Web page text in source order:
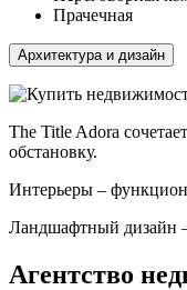
Прачечная
Архитектура и дизайн
The Title Adora
обстановку.
Интерьеры –
Ландшафтный дизайн –
Агентство